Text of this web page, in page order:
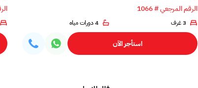
الرقم المرجعي # 1066
3 غرف 4 دورات مياه
استأجر الآن